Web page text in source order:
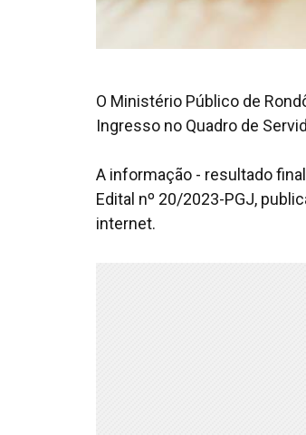
O Ministério Público de
Ingresso no Quadro de
A informação - resultado
Edital nº 20/2023-PGJ,
internet.